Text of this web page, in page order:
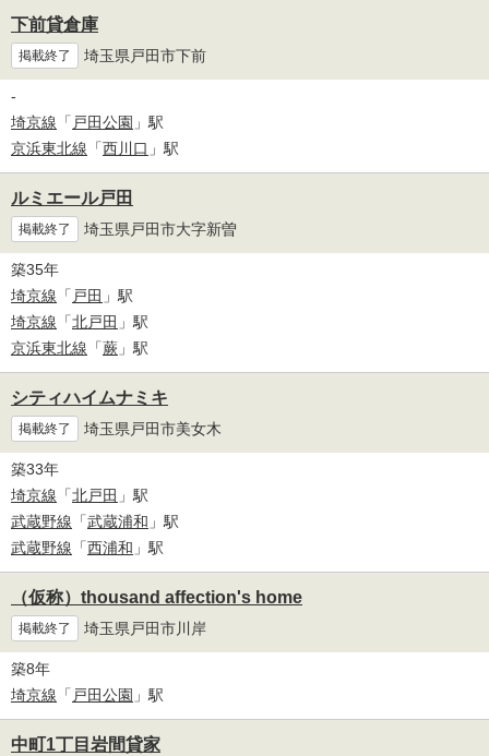
下前貸倉庫
掲載終了 埼玉県戸田市下前
-
埼京線 「 戸田公園 」駅
京浜東北線 「西川口 」駅
ルミエール戸田
掲載終了 埼玉県戸田市大字新曽
築35年
埼京線 「 戸田 」駅
埼京線 「北戸田 」駅
京浜東北線 「蕨 」駅
シティハイムナミキ
掲載終了 埼玉県戸田市美女木
築33年
埼京線 「北戸田 」駅
武蔵野線 「武蔵浦和 」駅
武蔵野線 「西浦和 」駅
（仮称）thousand affection's home
掲載終了 埼玉県戸田市川岸
築8年
埼京線 「 戸田公園 」駅
中町1丁目岩間貸家